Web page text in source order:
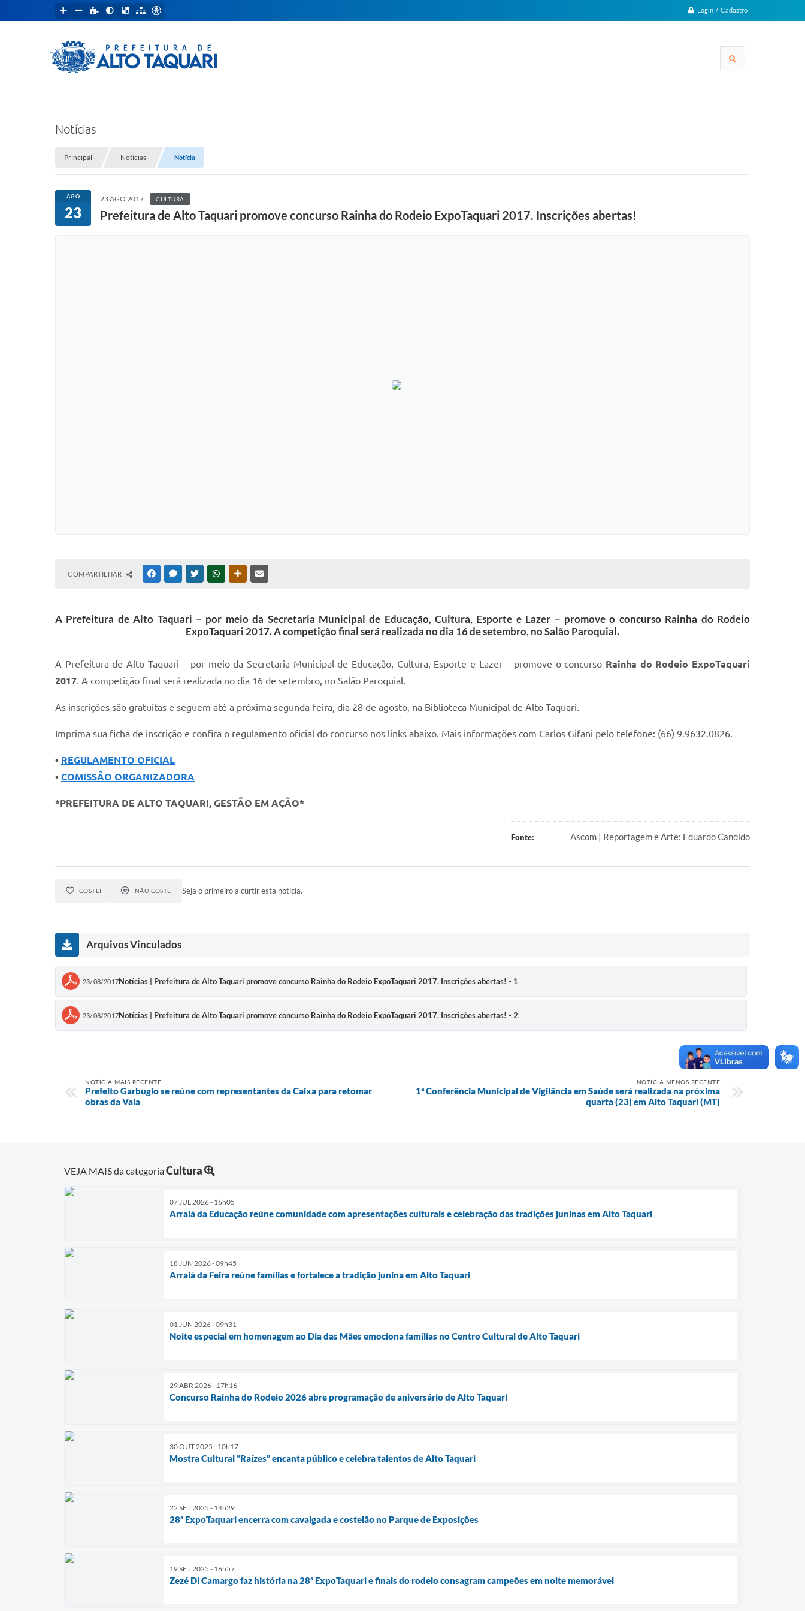
Login / Cadastro
Notícias
Principal Notícias Notícia
AGO
23
23 AGO 2017 CULTURA
Prefeitura de Alto Taquari promove concurso Rainha do Rodeio ExpoTaquari 2017. Inscrições abertas!
COMPARTILHAR FACEBOOKMESSENGER
TWITTERWHATSAPPOUTRAS MÍDIAS
A Prefeitura de Alto Taquari – por meio da Secretaria Municipal de Educação, Cultura, Esporte e Lazer – promove o concurso Rainha do Rodeio
ExpoTaquari 2017. A competição final será realizada no dia 16 de setembro, no Salão Paroquial.
A Prefeitura de Alto Taquari – por meio da Secretaria Municipal de Educação, Cultura, Esporte e Lazer – promove o concurso Rainha do Rodeio ExpoTaquari
2017. A competição final será realizada no dia 16 de setembro, no Salão Paroquial.
As inscrições são gratuitas e seguem até a próxima segunda-feira, dia 28 de agosto, na Biblioteca Municipal de Alto Taquari.
Imprima sua ficha de inscrição e confira o regulamento oficial do concurso nos links abaixo. Mais informações com Carlos Gifani pelo telefone: (66) 9.9632.0826.
• REGULAMENTO OFICIAL
• COMISSÃO ORGANIZADORA
*PREFEITURA DE ALTO TAQUARI, GESTÃO EM AÇÃO*
Fonte: Ascom | Reportagem e Arte: Eduardo Candido
GOSTEI NÃO GOSTEI Seja o primeiro a curtir esta notícia.
Arquivos Vinculados
23/08/2017Notícias | Prefeitura de Alto Taquari promove concurso Rainha do Rodeio ExpoTaquari 2017. Inscrições abertas! - 1
23/08/2017Notícias | Prefeitura de Alto Taquari promove concurso Rainha do Rodeio ExpoTaquari 2017. Inscrições abertas! - 2
NOTÍCIA MAIS RECENTE
Prefeito Garbugio se reúne com representantes da Caixa para retomar
obras da Vala
NOTÍCIA MENOS RECENTE
1ª Conferência Municipal de Vigilância em Saúde será realizada na próxima
quarta (23) em Alto Taquari (MT)
VEJA MAIS da categoriaCultura
07 JUL 2026 - 16h05
Arraiá da Educação reúne comunidade com apresentações culturais e celebração das tradições juninas em Alto Taquari
18 JUN 2026 - 09h45
Arraiá da Feira reúne famílias e fortalece a tradição junina em Alto Taquari
01 JUN 2026 - 09h31
Noite especial em homenagem ao Dia das Mães emociona famílias no Centro Cultural de Alto Taquari
29 ABR 2026 - 17h16
Concurso Rainha do Rodeio 2026 abre programação de aniversário de Alto Taquari
30 OUT 2025 - 10h17
Mostra Cultural “Raízes” encanta público e celebra talentos de Alto Taquari
22 SET 2025 - 14h29
28ª ExpoTaquari encerra com cavalgada e costelão no Parque de Exposições
19 SET 2025 - 16h57
Zezé Di Camargo faz história na 28ª ExpoTaquari e finais do rodeio consagram campeões em noite memorável